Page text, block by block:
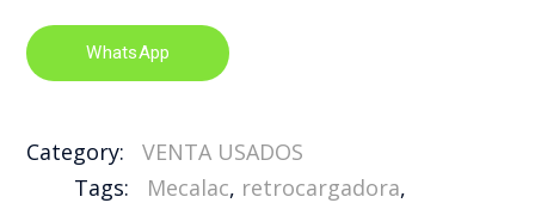
WhatsApp
Category:
VENTA USADOS
Tags:
Mecalac, retrocargadora,